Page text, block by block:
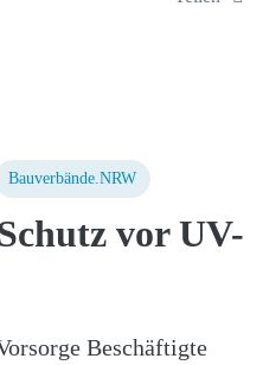
Bauverbände.NRW
vor UV-
Beschäftigte